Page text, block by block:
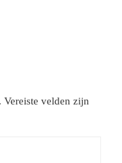
Vereiste velden zijn